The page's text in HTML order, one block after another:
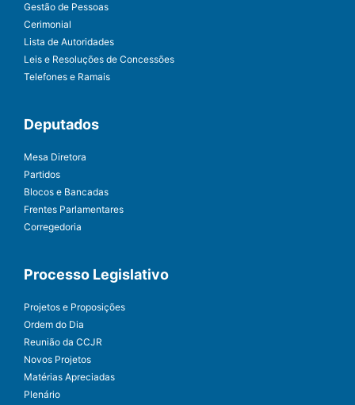
Gestão de Pessoas
Cerimonial
Lista de Autoridades
Leis e Resoluções de Concessões
Telefones e Ramais
Deputados
Mesa Diretora
Partidos
Blocos e Bancadas
Frentes Parlamentares
Corregedoria
Processo Legislativo
Projetos e Proposições
Ordem do Dia
Reunião da CCJR
Novos Projetos
Matérias Apreciadas
Plenário